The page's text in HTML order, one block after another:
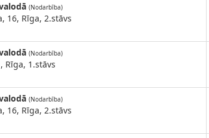
(Nodarbība)
16, Rīga, 2.stāvs
(Nodarbība)
Rīga, 1.stāvs
(Nodarbība)
16, Rīga, 2.stāvs